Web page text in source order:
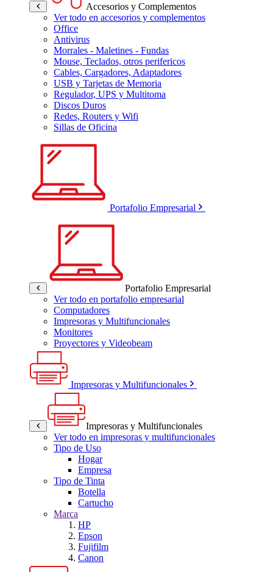
Accesorios y Complementos
Ver todo en accesorios y complementos
Office
Antivirus
Morrales - Maletines - Fundas
Mouse, Teclados, otros perifericos
Cables, Cargadores, Adaptadores
USB y Tarjetas de Memoria
Regulador, UPS y Multitoma
Discos Duros
Redes, Routers y Wifi
Sillas de Oficina
Portafolio Empresarial
Portafolio Empresarial
Ver todo en portafolio empresarial
Computadores
Impresoras y Multifuncionales
Monitores
Proyectores y Videobeam
Impresoras y Multifuncionales
Impresoras y Multifuncionales
Ver todo en impresoras y multifuncionales
Tipo de Uso
Hogar
Empresa
Tipo de Tinta
Botella
Cartucho
Marca
HP
Epson
Fujifilm
Canon